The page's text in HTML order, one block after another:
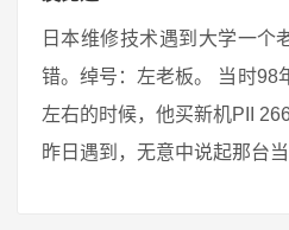
日本维修技术遇到大学一个
错。绰号：左老板。 当时98
左右的时候，他买新机PII
昨日遇到，无意中说起那台